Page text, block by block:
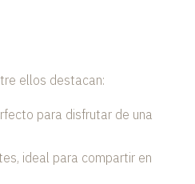
ellos destacan:
para disfrutar de una
ideal para compartir en